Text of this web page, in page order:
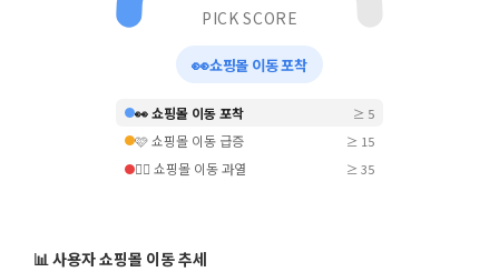
PICK SCORE
👀쇼핑몰 이동 포착
👀 쇼핑몰 이동 포착 ≥ 5
🩷 쇼핑몰 이동 급증 ≥ 15
❤️‍🔥 쇼핑몰 이동 과열 ≥ 35
📊 사용자 쇼핑몰 이동 추세